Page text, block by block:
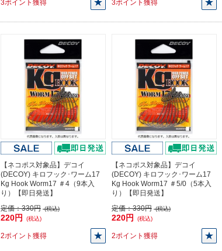
3ポイント獲得 3ポイント獲得
【ネコポス対象品】デコイ
(DECOY) キロフック･ワーム17
Kg Hook Worm17 ＃4（9本入
り）【即日発送】
定価：330円 (税込)
220円 (税込)
2ポイント獲得
【ネコポス対象品】デコイ
(DECOY) キロフック･ワーム17
Kg Hook Worm17 ＃5/0（5本入
り）【即日発送】
定価：330円 (税込)
220円 (税込)
2ポイント獲得